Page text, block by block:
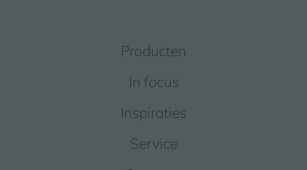
Producten
In focus
Inspiraties
Service